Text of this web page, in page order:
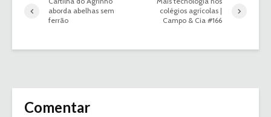
aborda abelhas sem
ferrão
colégios agrícolas |
Campo & Cia #166
Comentar